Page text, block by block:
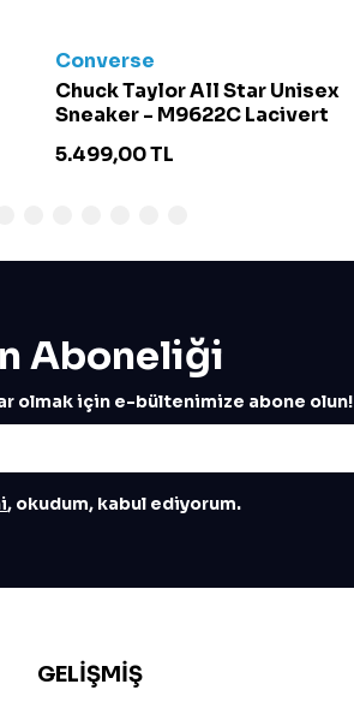
Converse
Chuck Taylor All Star Unisex
Sneaker - M9622C Lacivert
5.499,00TL
Aboneliği
olmak için e-bültenimize abone olun!
, okudum, kabul ediyorum.
GELIŞMIŞ